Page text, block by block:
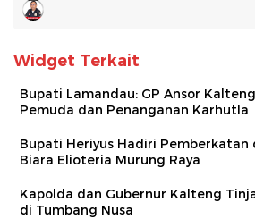
Widget Terkait
Bupati Lamandau: GP Ansor
Pemuda dan Penanganan Karhutla
Bupati Heriyus Hadiri Pemberkatan
Biara Elioteria Murung Raya
Kapolda dan Gubernur Kalteng
di Tumbang Nusa